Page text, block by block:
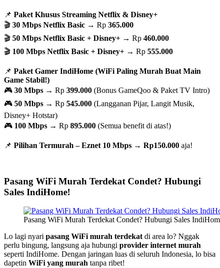
📌 Paket Khusus Streaming Netflix & Disney+
🎬 30 Mbps Netflix Basic → Rp 365.000
🎬 50 Mbps Netflix Basic + Disney+ → Rp 460.000
🎬 100 Mbps Netflix Basic + Disney+ → Rp 555.000
📌 Paket Gamer IndiHome (WiFi Paling Murah Buat Main
Game Stabil!)
🎮 30 Mbps → Rp 399.000 (Bonus GameQoo & Paket TV Intro)
🎮 50 Mbps → Rp 545.000 (Langganan Pijar, Langit Musik,
Disney+ Hotstar)
🎮 100 Mbps → Rp 895.000 (Semua benefit di atas!)
📌 Pilihan Termurah – Eznet 10 Mbps → Rp150.000 aja!
Pasang WiFi Murah Terdekat Condet? Hubungi
Sales IndiHome!
Pasang WiFi Murah Terdekat Condet? Hubungi Sales
Lo lagi nyari pasang WiFi murah terdekat di area lo? Nggak
perlu bingung, langsung aja hubungi provider internet murah
seperti IndiHome. Dengan jaringan luas di seluruh Indonesia, lo bisa
dapetin WiFi yang murah tanpa ribet!